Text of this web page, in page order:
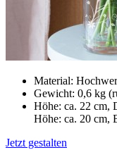
Material:
Gewicht: 0,6 kg
Höhe: ca. 22 cm,
Höhe: ca. 20 cm,
Jetzt gestalten